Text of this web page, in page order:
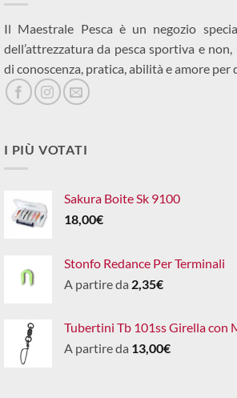
Il Maestrale Pesca è un negozio
dell’attrezzatura da pesca sportiva e
di conoscenza, pratica, abilità e amore per
I PIÙ VOTATI
Sakura Boite Sk 9100
18,00€
Stonfo Redance Per Terminali
A partire da 2,35€
Tubertini Tb 101ss Girella con
A partire da 13,00€